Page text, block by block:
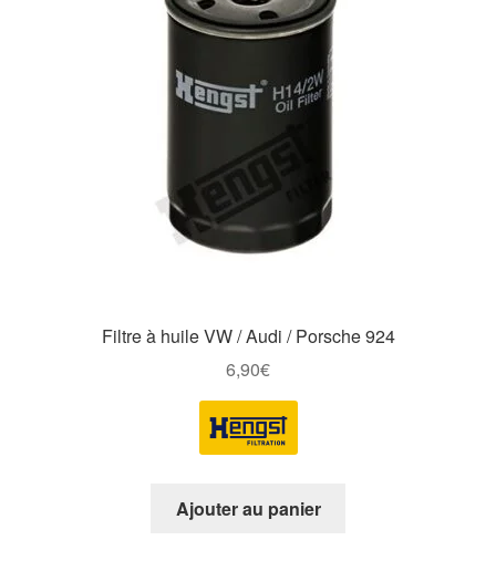
Filtre à huile VW / Audi / Porsche 924
6,90€
Ajouter au panier